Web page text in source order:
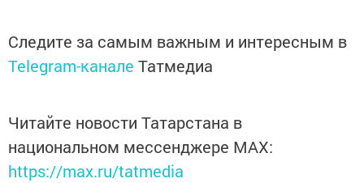
Следите за самым важным и интересным в
Telegram-канале Татмедиа
Читайте новости Татарстана в
национальном мессенджере MАХ:
https://max.ru/tatmedia